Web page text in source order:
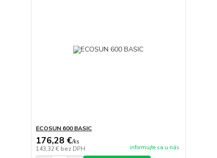
ECOSUN 600 BASIC
176,28 €/ks
143,32 € bez DPH informujte sa u nás